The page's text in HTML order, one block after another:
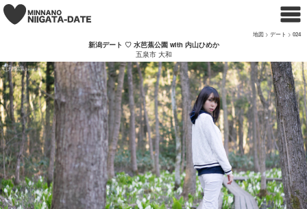
地図 >デート >024
新潟デート ♡ 水芭蕉公園 with 内山ひめか
五泉市 大和